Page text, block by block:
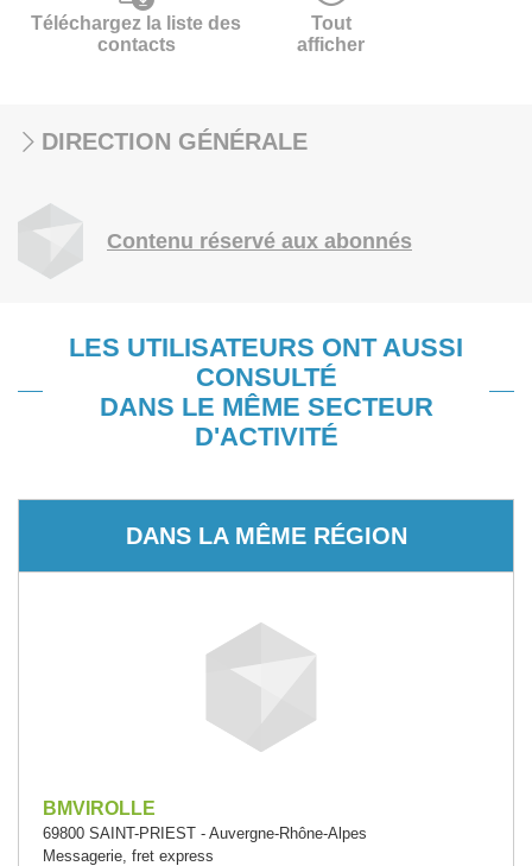
Téléchargez la liste des
contacts
Tout
afficher
DIRECTION GÉNÉRALE
Contenu réservé aux abonnés
LES UTILISATEURS ONT AUSSI
CONSULTÉ
DANS LE MÊME SECTEUR
D'ACTIVITÉ
DANS LA MÊME RÉGION
BMVIROLLE
69800 SAINT-PRIEST - Auvergne-Rhône-Alpes
Messagerie, fret express